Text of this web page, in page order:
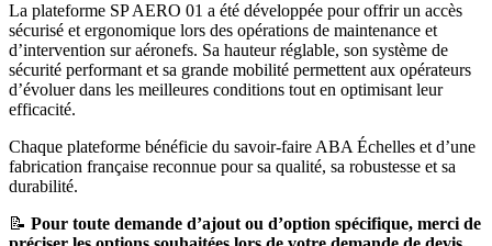
La plateforme SP AERO 01 a été développée pour offrir un accès
sécurisé et ergonomique lors des opérations de maintenance et
d’intervention sur aéronefs. Sa hauteur réglable, son système de
sécurité performant et sa grande mobilité permettent aux opérateurs
d’évoluer dans les meilleures conditions tout en optimisant leur
efficacité.
Chaque plateforme bénéficie du savoir-faire ABA Échelles et d’une
fabrication française reconnue pour sa qualité, sa robustesse et sa
durabilité.
📝 Pour toute demande d’ajout ou d’option spécifique, merci de